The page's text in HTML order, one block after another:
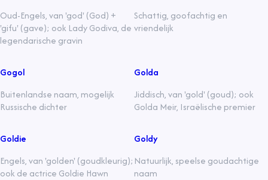
Oud-Engels, van 'god' (God) +
'gifu' (gave); ook Lady Godiva, de
legendarische gravin
Schattig, goofachtig en
vriendelijk
Gogol
Buitenlandse naam, mogelijk
Russische dichter
Golda
Jiddisch, van 'gold' (goud); ook
Golda Meir, Israëlische premier
Goldie
Engels, van 'golden' (goudkleurig);
ook de actrice Goldie Hawn
Goldy
Natuurlijk, speelse goudachtige
naam